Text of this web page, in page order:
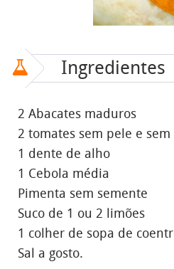
Ingredientes
2 Abacates maduros
2 tomates sem pele e sem
1 dente de alho
1 Cebola média
Pimenta sem semente
Suco de 1 ou 2 limões
1 colher de sopa de
Sal a gosto.